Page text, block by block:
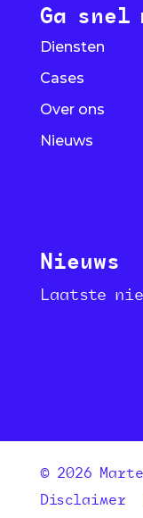
Ga snel
Diensten
Cases
Over ons
Nieuws
Nieuws
Laatste
© 2026
Disclaimer